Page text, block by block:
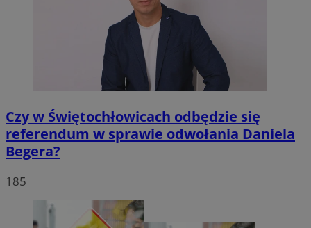
Czy w Świętochłowicach odbędzie się
referendum w sprawie odwołania Daniela
Begera?
185